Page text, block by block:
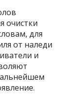
очистки
для
от наледи
и